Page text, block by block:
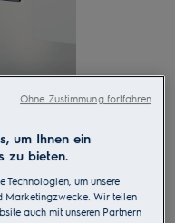
A
um Ihnen ein
zu bieten.
um unsere
Marketingzwecke. Wir teilen
auch mit unseren Partnern
Ohne Zustimmung fortfahren